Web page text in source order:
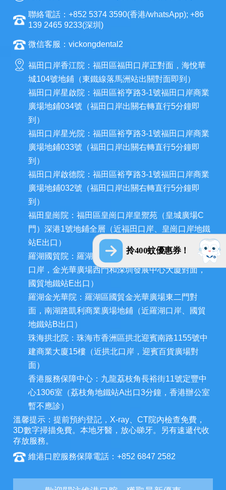
拎400蚊優惠券！
聯絡電話：+852 5374 3590(香港/whatsApp); +86
139 2465 9233(深圳)
微信客服：vickongdental2
福田口岸香江院：福田區福田口岸正對面，海悅華
城104號地鋪（東鐵線落馬洲站出關對面即到）
福田口岸星啟院：福田區裕亨路3-1號福田口岸商業
廣場地鋪034號（福田口岸出關右轉直行5分鐘即
到）
福田口岸星光院：福田區裕亨路3-1號福田口岸商業
廣場地鋪033號（福田口岸出關右轉直行5分鐘即
到）
福田口岸啟德院：福田區裕亨路3-1號福田口岸商業
廣場地鋪032號（福田口岸出關右轉直行5分鐘即
到）
福田皇崗院：福田區皇崗口岸皇禦苑（皇城廣場C
門）深港1號地鋪全層（近福田口岸、皇崗口岸地鐵
站E出口）
羅湖國貿院：羅湖區人民南路熙龍大廈二樓(近羅湖
口岸，金光華廣場西門和深圳發展中心大廈對面，
國貿地鐵站E出口）
羅湖金光華院：羅湖區國貿金光華廣場東二門對
面，南湖路凱利商業廣場地鋪（近羅湖口岸、國貿
地鐵站B出口）
珠海拱北院：珠海市香洲區拱北迎賓南路1155號中
建商業大廈15樓（近拱北口岸，迎賓百貨廣場對
面）
香港服務保障中心：九龍荔枝角長裕街11號定豐中
心1306室（荔枝角地鐵站A出口3分鐘，香港辦公室
暫不應診）
溫馨提示：提前預約登記，X-ray、CT院內檢查免費，
3D數字掃描免費。本地牙醫，放心睇牙。另有速遞代收
存放服務。
維港口腔服務保障電話：+852 6847 2582